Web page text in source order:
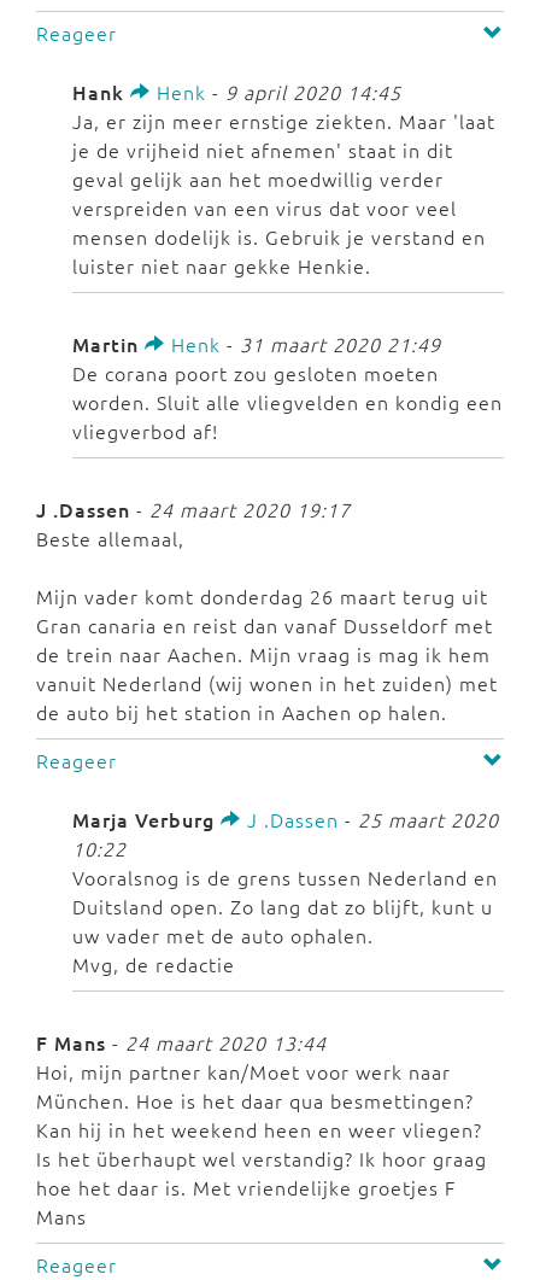
Reageer
Hank Henk - 9 april 2020 14:45
Ja, er zijn meer ernstige ziekten. Maar 'laat
je de vrijheid niet afnemen' staat in dit
geval gelijk aan het moedwillig verder
verspreiden van een virus dat voor veel
mensen dodelijk is. Gebruik je verstand en
luister niet naar gekke Henkie.
Martin Henk - 31 maart 2020 21:49
De corana poort zou gesloten moeten
worden. Sluit alle vliegvelden en kondig een
vliegverbod af!
J .Dassen - 24 maart 2020 19:17
Beste allemaal,
Mijn vader komt donderdag 26 maart terug uit
Gran canaria en reist dan vanaf Dusseldorf met
de trein naar Aachen. Mijn vraag is mag ik hem
vanuit Nederland (wij wonen in het zuiden) met
de auto bij het station in Aachen op halen.
Reageer
Marja Verburg J .Dassen - 25 maart 2020
10:22
Vooralsnog is de grens tussen Nederland en
Duitsland open. Zo lang dat zo blijft, kunt u
uw vader met de auto ophalen.
Mvg, de redactie
F Mans - 24 maart 2020 13:44
Hoi, mijn partner kan/Moet voor werk naar
München. Hoe is het daar qua besmettingen?
Kan hij in het weekend heen en weer vliegen?
Is het überhaupt wel verstandig? Ik hoor graag
hoe het daar is. Met vriendelijke groetjes F
Mans
Reageer